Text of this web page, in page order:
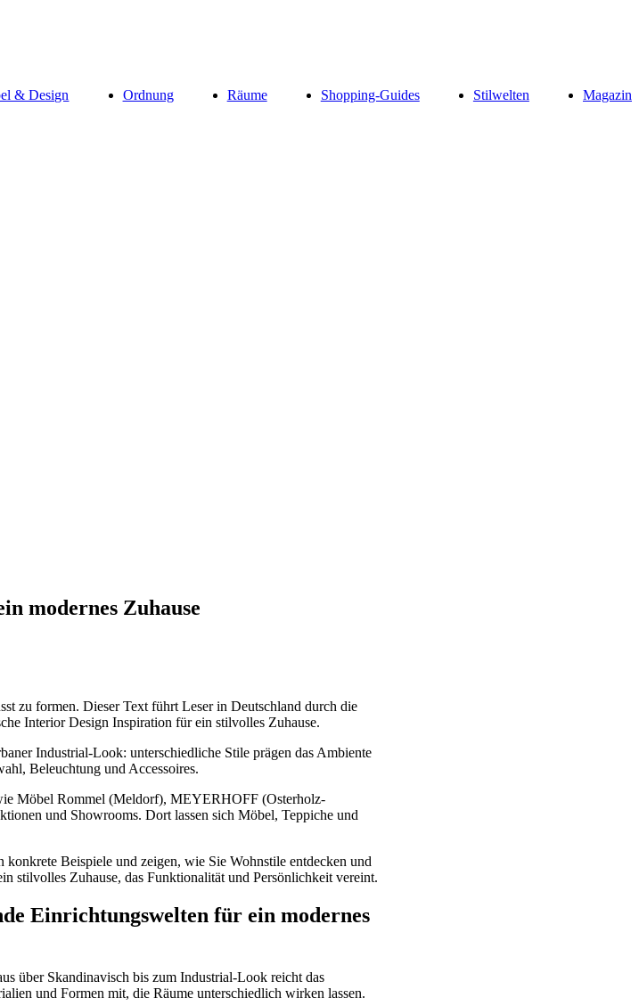
& Design Ordnung Räume Shopping-Guides Stilwelten Magazin
modernes Zuhause
zu formen. Dieser Text führt Leser in Deutschland durch die
Interior Design Inspiration für ein stilvolles Zuhause.
Industrial-Look: unterschiedliche Stile prägen das Ambiente
Beleuchtung und Accessoires.
Möbel Rommel (Meldorf), MEYERHOFF (Osterholz-
und Showrooms. Dort lassen sich Möbel, Teppiche und
Beispiele und zeigen, wie Sie Wohnstile entdecken und
stilvolles Zuhause, das Funktionalität und Persönlichkeit vereint.
Einrichtungswelten für ein modernes
über Skandinavisch bis zum Industrial-Look reicht das
und Formen mit, die Räume unterschiedlich wirken lassen.